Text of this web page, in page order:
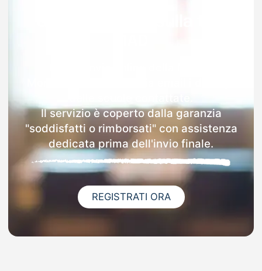
Il servizio è coperto dalla garanzia
"soddisfatti o rimborsati" con assistenza
dedicata prima dell'invio finale.
REGISTRATI ORA